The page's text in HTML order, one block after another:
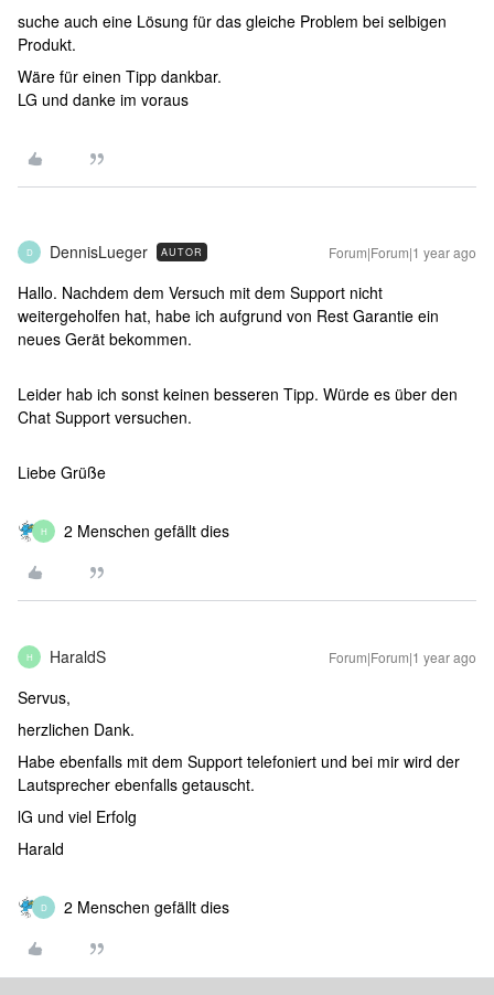
suche auch eine Lösung für das gleiche Problem bei selbigen
Produkt.
Wäre für einen Tipp dankbar.
LG und danke im voraus
D DennisLueger AUTOR Forum|Forum|1 year ago
Hallo. Nachdem dem Versuch mit dem Support nicht
weitergeholfen hat, habe ich aufgrund von Rest Garantie ein
neues Gerät bekommen.
Leider hab ich sonst keinen besseren Tipp. Würde es über den
Chat Support versuchen.
Liebe Grüße
H 2 Menschen gefällt dies
H HaraldS Forum|Forum|1 year ago
Servus,
herzlichen Dank.
Habe ebenfalls mit dem Support telefoniert und bei mir wird der
Lautsprecher ebenfalls getauscht.
lG und viel Erfolg
Harald
D 2 Menschen gefällt dies